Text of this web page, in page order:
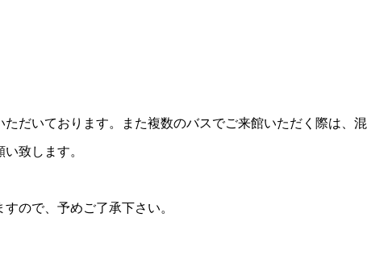
だいております。また複数のバスでご来館いただく際は、混
致します。
ので、予めご了承下さい。